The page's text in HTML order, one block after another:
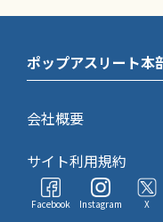
ポップアスリート本
会社概要
サイト利用規約
Facebook Instagram X